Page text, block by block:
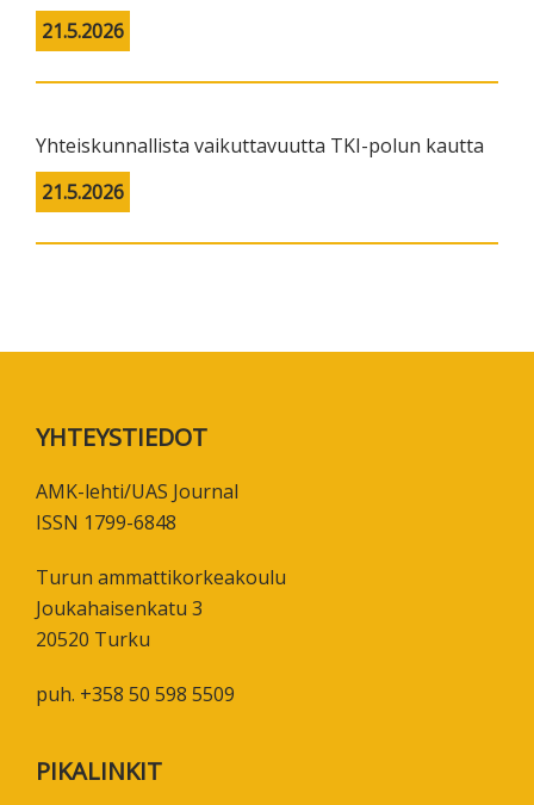
21.5.2026
Yhteiskunnallista vaikuttavuutta TKI-polun kautta
21.5.2026
Footer
YHTEYSTIEDOT
AMK-lehti/UAS Journal
ISSN 1799-6848
Turun ammattikorkeakoulu
Joukahaisenkatu 3
20520 Turku
puh. +358 50 598 5509
PIKALINKIT